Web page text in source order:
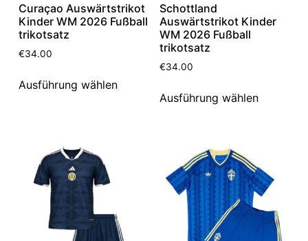
Curaçao Auswärtstrikot
Kinder WM 2026 Fußball
trikotsatz
€34.00
Ausführung wählen
Schottland
Auswärtstrikot Kinder
WM 2026 Fußball
trikotsatz
€34.00
Ausführung wählen